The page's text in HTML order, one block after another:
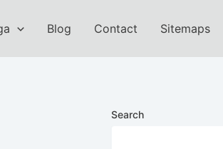
Blog Contact Sitemaps
Search